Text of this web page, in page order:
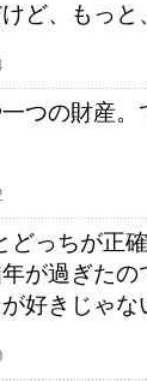
ど、もっと
つの財産
っちが正
年が過ぎた
好きじゃな